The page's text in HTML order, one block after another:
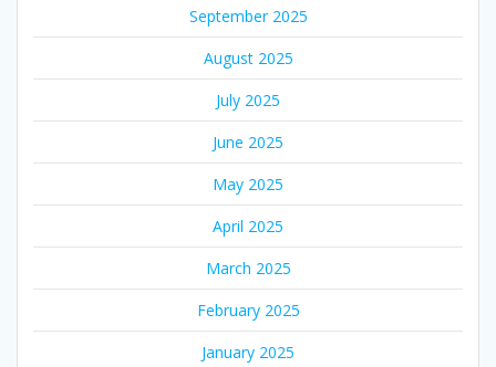
September 2025
August 2025
July 2025
June 2025
May 2025
April 2025
March 2025
February 2025
January 2025